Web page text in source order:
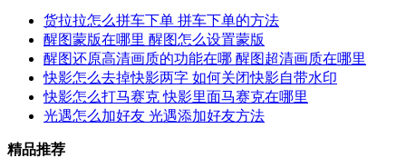
货拉拉怎么拼车下单 拼车下单的方法
醒图蒙版在哪里 醒图怎么设置蒙版
醒图还原高清画质的功能在哪 醒图超清画质在哪里
快影怎么去掉快影两字 如何关闭快影自带水印
快影怎么打马赛克 快影里面马赛克在哪里
光遇怎么加好友 光遇添加好友方法
精品推荐